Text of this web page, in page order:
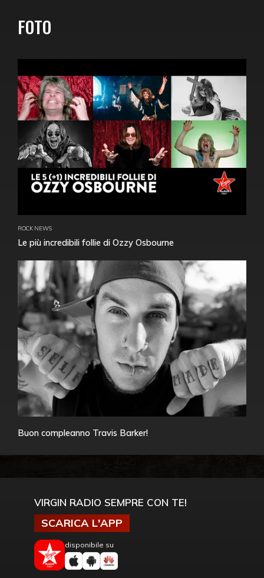
FOTO
ROCK NEWS
Le più incredibili follie di Ozzy Osbourne
Buon compleanno Travis Barker!
VIRGIN RADIO SEMPRE CON TE!
SCARICA L'APP
disponibile su